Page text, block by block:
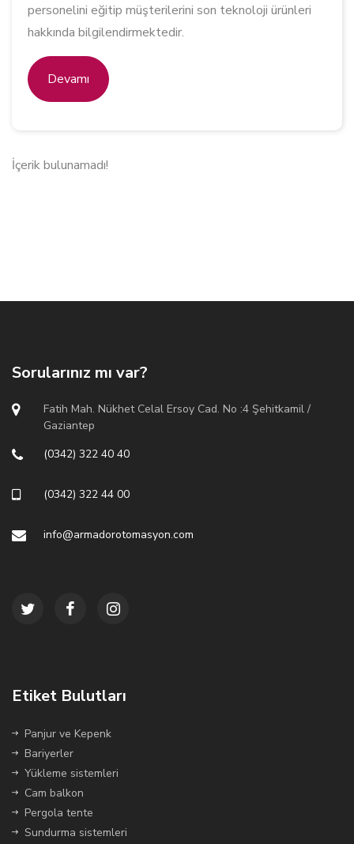
personelini eğitip müşterilerini son teknoloji ürünleri
hakkında bilgilendirmektedir.
Devamı
İçerik bulunamadı!
Sorularınız mı var?
Fatih Mah. Nükhet Celal Ersoy Cad. No :4 Şehitkamil /
Gaziantep
(0342) 322 40 40
(0342) 322 44 00
info@armadorotomasyon.com
Etiket Bulutları
Panjur ve Kepenk
Bariyerler
Yükleme sistemleri
Cam balkon
Pergola tente
Sundurma sistemleri